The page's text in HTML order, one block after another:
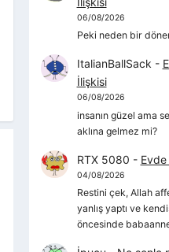
06/08/2026
Peki neden bir
ItalianBallSack -
İlişkisi
06/08/2026
insanın güzel ama
aklına gelmez mi?
RTX 5080 -
04/08/2026
Restini çek, Allah
yanlış yaptı ve
öncesinde